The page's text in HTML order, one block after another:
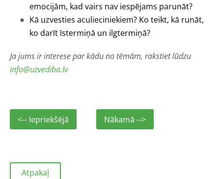
emocijām, kad vairs nav iespējams parunāt?
Kā uzvesties aculieciniekiem? Ko teikt, kā runāt,
ko darīt īstermiņā un ilgtermiņā?
Ja jums ir interese par kādu no tēmām, rakstiet lūdzu
info@uzvediba.lv
<-- Iepriekšējā Nākamā -->
Atpakaļ